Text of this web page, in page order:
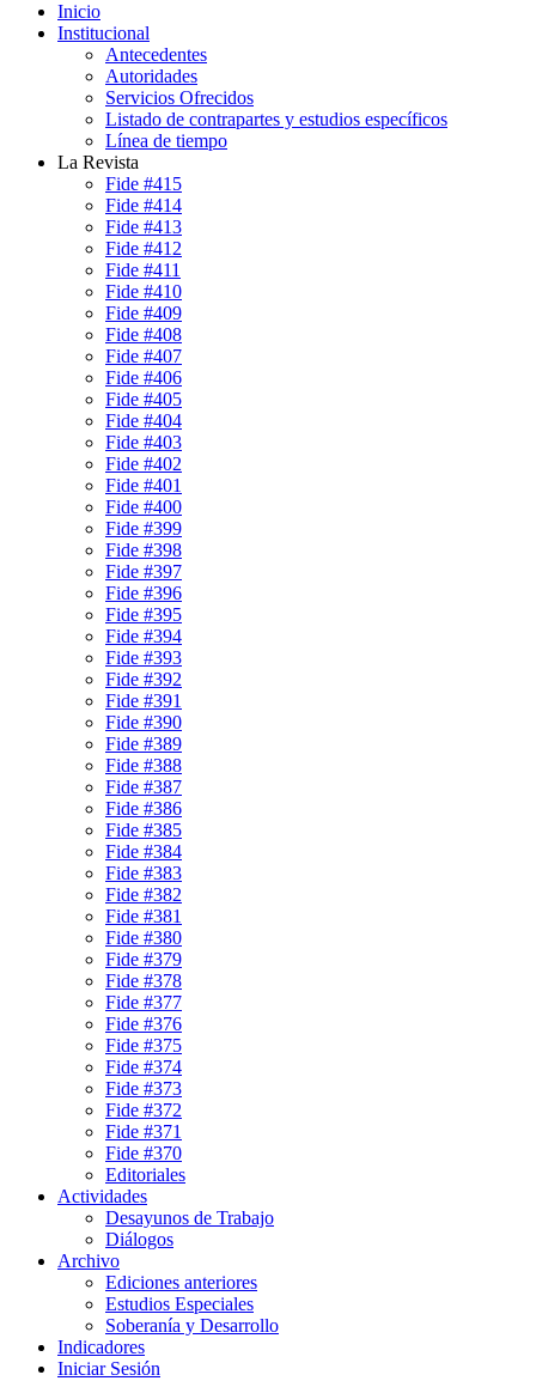
Inicio
Institucional
Antecedentes
Autoridades
Servicios Ofrecidos
Listado de contrapartes y estudios específicos
Línea de tiempo
La Revista
Fide #415
Fide #414
Fide #413
Fide #412
Fide #411
Fide #410
Fide #409
Fide #408
Fide #407
Fide #406
Fide #405
Fide #404
Fide #403
Fide #402
Fide #401
Fide #400
Fide #399
Fide #398
Fide #397
Fide #396
Fide #395
Fide #394
Fide #393
Fide #392
Fide #391
Fide #390
Fide #389
Fide #388
Fide #387
Fide #386
Fide #385
Fide #384
Fide #383
Fide #382
Fide #381
Fide #380
Fide #379
Fide #378
Fide #377
Fide #376
Fide #375
Fide #374
Fide #373
Fide #372
Fide #371
Fide #370
Editoriales
Actividades
Desayunos de Trabajo
Diálogos
Archivo
Ediciones anteriores
Estudios Especiales
Soberanía y Desarrollo
Indicadores
Iniciar Sesión